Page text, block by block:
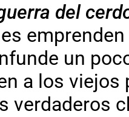
del
un
a los viejos
verdaderos